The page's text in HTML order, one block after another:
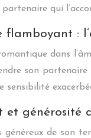
partenaire qui
flamboyant :
dans
son partenaire
sensibilité
et générosité
généreux de son